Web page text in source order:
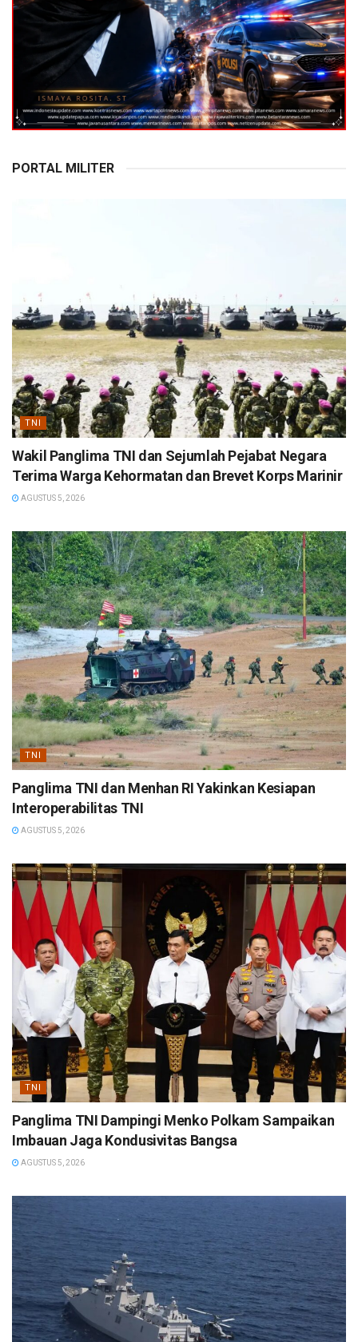
PORTAL MILITER
TNI
Wakil Panglima TNI dan Sejumlah Pejabat Negara
Terima Warga Kehormatan dan Brevet Korps Marinir
AGUSTUS 5, 2026
TNI
Panglima TNI dan Menhan RI Yakinkan Kesiapan
Interoperabilitas TNI
AGUSTUS 5, 2026
TNI
Panglima TNI Dampingi Menko Polkam Sampaikan
Imbauan Jaga Kondusivitas Bangsa
AGUSTUS 5, 2026